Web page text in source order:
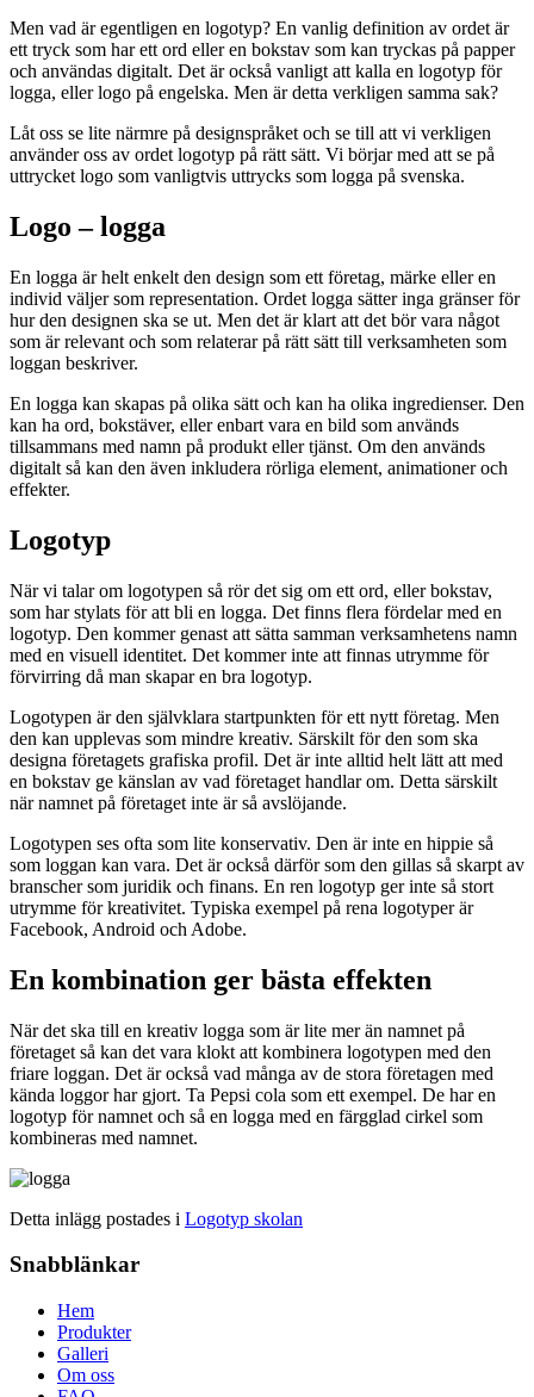
Men vad är egentligen en logotyp? En vanlig definition av ordet är
ett tryck som har ett ord eller en bokstav som kan tryckas på papper
och användas digitalt. Det är också vanligt att kalla en logotyp för
logga, eller logo på engelska. Men är detta verkligen samma sak?
Låt oss se lite närmre på designspråket och se till att vi verkligen
använder oss av ordet logotyp på rätt sätt. Vi börjar med att se på
uttrycket logo som vanligtvis uttrycks som logga på svenska.
Logo – logga
En logga är helt enkelt den design som ett företag, märke eller en
individ väljer som representation. Ordet logga sätter inga gränser för
hur den designen ska se ut. Men det är klart att det bör vara något
som är relevant och som relaterar på rätt sätt till verksamheten som
loggan beskriver.
En logga kan skapas på olika sätt och kan ha olika ingredienser. Den
kan ha ord, bokstäver, eller enbart vara en bild som används
tillsammans med namn på produkt eller tjänst. Om den används
digitalt så kan den även inkludera rörliga element, animationer och
effekter.
Logotyp
När vi talar om logotypen så rör det sig om ett ord, eller bokstav,
som har stylats för att bli en logga. Det finns flera fördelar med en
logotyp. Den kommer genast att sätta samman verksamhetens namn
med en visuell identitet. Det kommer inte att finnas utrymme för
förvirring då man skapar en bra logotyp.
Logotypen är den självklara startpunkten för ett nytt företag. Men
den kan upplevas som mindre kreativ. Särskilt för den som ska
designa företagets grafiska profil. Det är inte alltid helt lätt att med
en bokstav ge känslan av vad företaget handlar om. Detta särskilt
när namnet på företaget inte är så avslöjande.
Logotypen ses ofta som lite konservativ. Den är inte en hippie så
som loggan kan vara. Det är också därför som den gillas så skarpt av
branscher som juridik och finans. En ren logotyp ger inte så stort
utrymme för kreativitet. Typiska exempel på rena logotyper är
Facebook, Android och Adobe.
En kombination ger bästa effekten
När det ska till en kreativ logga som är lite mer än namnet på
företaget så kan det vara klokt att kombinera logotypen med den
friare loggan. Det är också vad många av de stora företagen med
kända loggor har gjort. Ta Pepsi cola som ett exempel. De har en
logotyp för namnet och så en logga med en färgglad cirkel som
kombineras med namnet.
Detta inlägg postades i Logotyp skolan
Snabblänkar
Hem
Produkter
Galleri
Om oss